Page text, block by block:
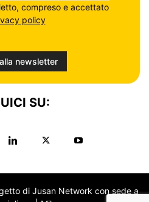
compreso e accettato
policy
SU:
di Jusan Network con sede a